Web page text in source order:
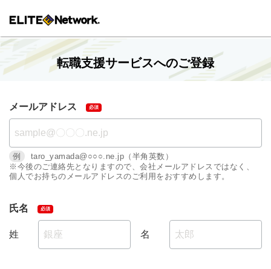
転職支援サービスへのご登録
メールアドレス
例
taro_yamada@○○○.ne.jp（半角英数）
※今後のご連絡先となりますので、会社メールアドレスではなく、
個人でお持ちのメールアドレスのご利用をおすすめします。
氏名
姓 名